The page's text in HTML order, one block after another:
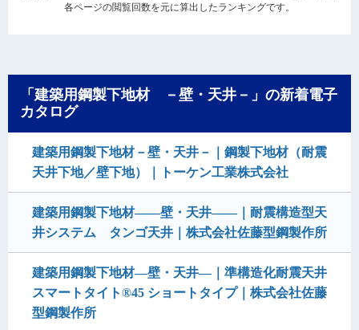
各ページの閲覧回数を元に算出したランキングです。
「建築用鋼製下地材 －壁・天井－」の新着電子
カタログ
建築用鋼製下地材－壁・天井－｜鋼製下地材（耐震
天井下地／壁下地）｜トーケン工業株式会社
建築用鋼製下地材——壁・天井——｜耐震構造型天
井システム タンゴ天井｜株式会社佐藤型鋼製作所
建築用鋼製下地材―壁・天井―｜準構造化耐震天井
スマートタイト®45 ショートタイプ｜株式会社佐藤
型鋼製作所